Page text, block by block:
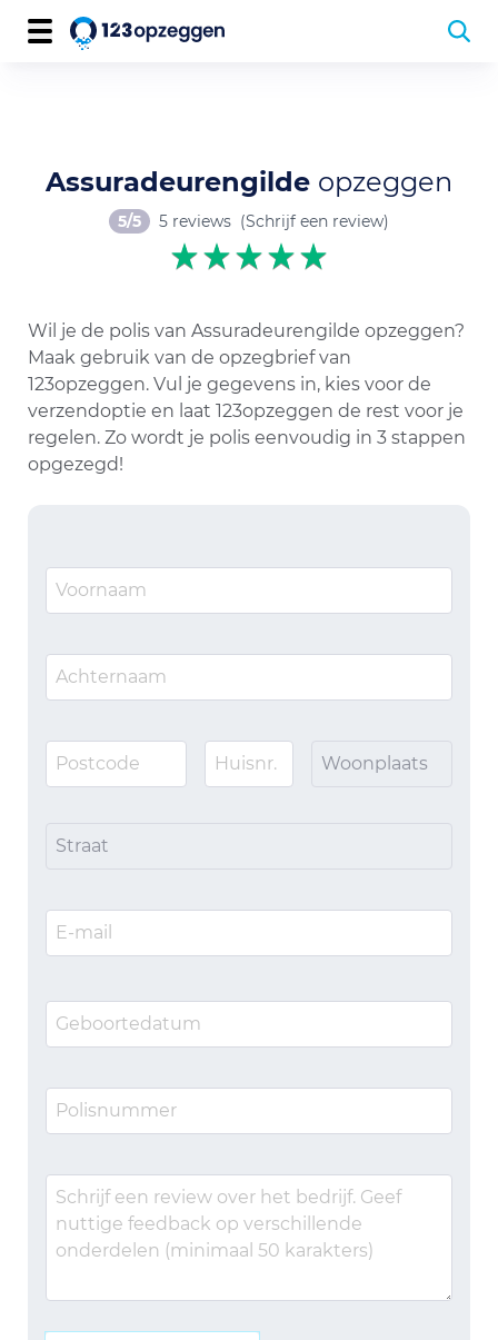
Assuradeurengilde opzeggen
5/5 5 reviews (Schrijf een review)
Wil je de polis van Assuradeurengilde opzeggen?
Maak gebruik van de opzegbrief van
123opzeggen. Vul je gegevens in, kies voor de
verzendoptie en laat 123opzeggen de rest voor je
regelen. Zo wordt je polis eenvoudig in 3 stappen
opgezegd!
Woonplaats
Straat